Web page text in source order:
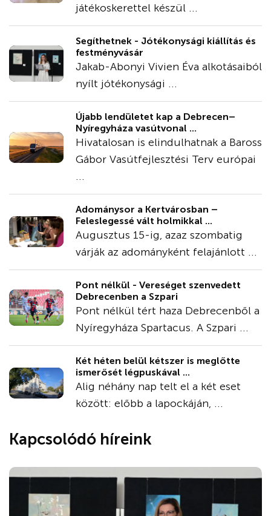
játékoskerettel készül ...
Segíthetnek - Jótékonysági kiállítás és
festményvásár
Jakab-Abonyi Vivien Éva alkotásaiból
nyílt jótékonysági ...
Újabb lendületet kap a Debrecen–
Nyíregyháza vasútvonal ...
Hivatalosan is elindulhatnak a Baross
Gábor Vasútfejlesztési Terv európai
...
Adománysor a Kertvárosban –
Feleslegessé vált holmikkal ...
Augusztus 15-ig, azaz szombatig
várják az adományként felajánlott ...
Pont nélkül - Vereséget szenvedett
Debrecenben a Szpari
Pont nélkül tért haza Debrecenből a
Nyíregyháza Spartacus. A Szpari ...
Két héten belül kétszer is meglőtte
ismerősét légpuskával ...
Alig néhány nap telt el a két eset
között: előbb a lapockáján, ...
Kapcsolódó híreink